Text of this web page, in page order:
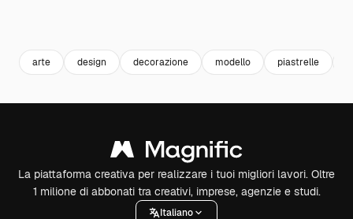
arte design decorazione modello piastrelle
La piattaforma creativa per realizzare i tuoi migliori lavori. Oltre
1 milione di abbonati tra creativi, imprese, agenzie e studi.
Italiano